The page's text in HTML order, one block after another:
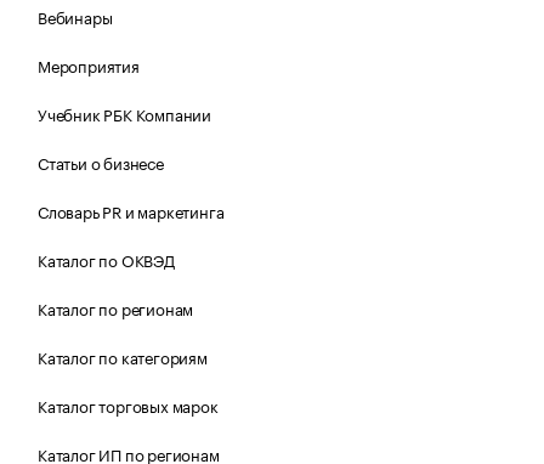
Вебинары
Мероприятия
Учебник РБК Компании
Статьи о бизнесе
Словарь PR и маркетинга
Каталог по ОКВЭД
Каталог по регионам
Каталог по категориям
Каталог торговых марок
Каталог ИП по регионам